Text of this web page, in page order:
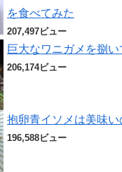
を食べてみた
207,497ビュー
巨大なワニガメを捌
206,174ビュー
抱卵青イソメは美味い
196,588ビュー